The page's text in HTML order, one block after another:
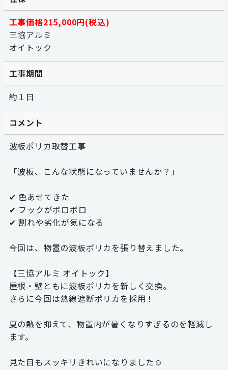
工事価格215,000円(税込)
三協アルミ
オイトック
工事期間
約１日
コメント
波板ポリカ取替工事
「波板、こんな状態になっていませんか？」
✔ 色あせてきた
✔ フックがボロボロ
✔ 割れや劣化が気になる
今回は、物置の波板ポリカを張り替えました。
【三協アルミ オイトック】
屋根・壁ともに波板ポリカを新しく交換。
さらに今回は熱線遮断ポリカを採用！
夏の熱を抑えて、物置内が暑くなりすぎるのを軽減し
ます。
見た目もスッキリきれいになりました☺